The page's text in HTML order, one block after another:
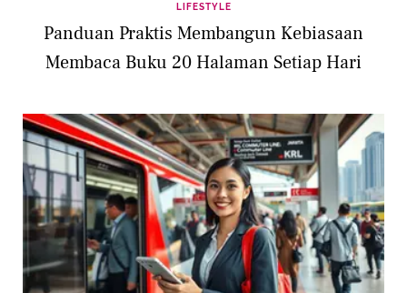
LIFESTYLE
Panduan Praktis Membangun Kebiasaan
Membaca Buku 20 Halaman Setiap Hari